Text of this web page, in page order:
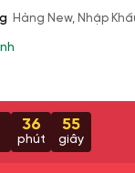
SSD
Hàng New, Nhập
36
phút
55
giây